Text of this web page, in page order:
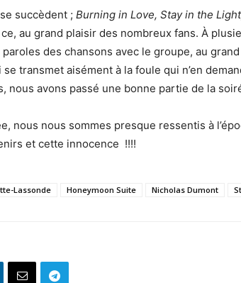
succèdent ; Burning in Love, Stay in the
au grand plaisir des nombreux fans. À
des chansons avec le groupe, au
transmet aisément à la foule qui n’en
nous avons passé une bonne partie de la
nous nous sommes presque ressentis à
et cette innocence !!!!
Lassonde Honeymoon Suite Nicholas Dumont